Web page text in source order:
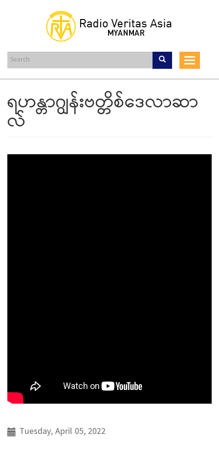
content
Toggle
ရဟန္တာဂျွန်းဗတ္တိစ်ဒေလာဆာ
လ်
Tuesday, April 05, 2022